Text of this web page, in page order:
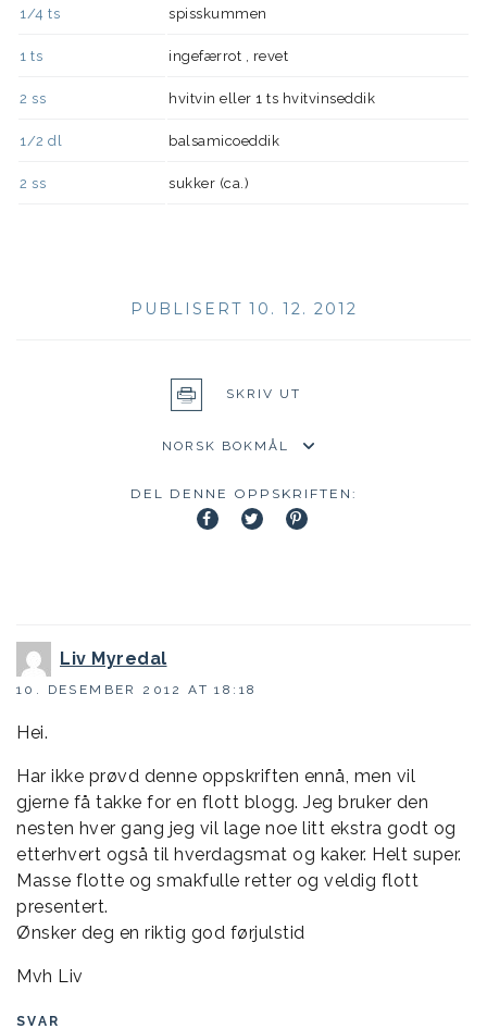
1/4 ts spisskummen
1 ts ingefærrot , revet
2 ss hvitvin eller 1 ts hvitvinseddik
1/2 dl balsamicoeddik
2 ss sukker (ca.)
PUBLISERT 10. 12. 2012
SKRIV UT
DEL DENNE OPPSKRIFTEN:
Liv Myredal
10. DESEMBER 2012 AT 18:18
Hei.
Har ikke prøvd denne oppskriften ennå, men vil
gjerne få takke for en flott blogg. Jeg bruker den
nesten hver gang jeg vil lage noe litt ekstra godt og
etterhvert også til hverdagsmat og kaker. Helt super.
Masse flotte og smakfulle retter og veldig flott
presentert.
Ønsker deg en riktig god førjulstid
Mvh Liv
SVAR